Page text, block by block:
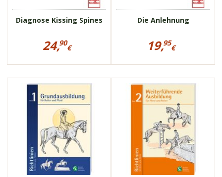
Diagnose Kissing Spines
Preisinformationen
Kissing
24,90
€
€
Die Anlehnung
Preisinformationen
Anlehnung
19,95
€
€
19001 19002